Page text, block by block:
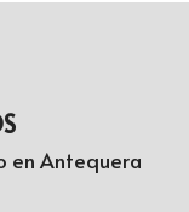
en Antequera